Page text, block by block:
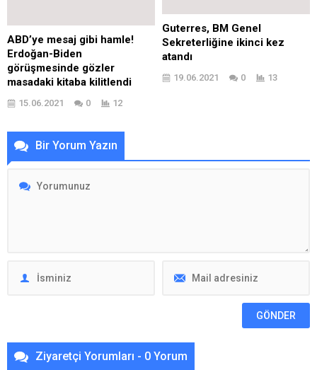
ABD’ye mesaj gibi hamle!
Erdoğan-Biden
görüşmesinde gözler
masadaki kitaba kilitlendi
15.06.2021 0 12
Guterres, BM Genel
Sekreterliğine ikinci kez
atandı
19.06.2021 0 13
Bir Yorum Yazın
Ziyaretçi Yorumları - 0 Yorum